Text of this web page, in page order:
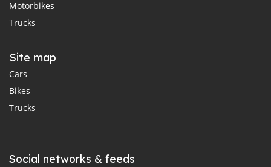
Motorbikes
Trucks
Site map
Cars
Bikes
Trucks
Social networks & feeds